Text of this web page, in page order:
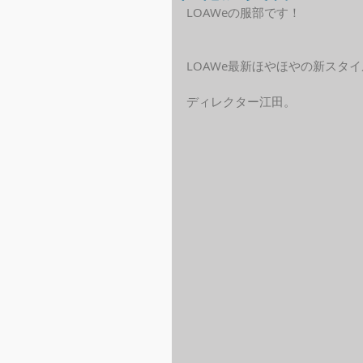
LOAWeの服部です！
LOAWe最新ほやほやの新スタイ
ディレクター江田。